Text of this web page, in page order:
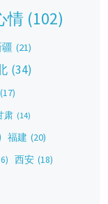
情 (102)
疆 (21)
(34)
(17)
肃 (14)
福建 (20)
西安 (18)